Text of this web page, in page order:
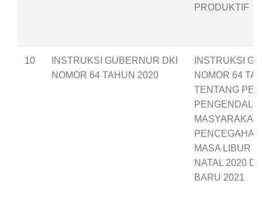
PRODUKTIF
10
INSTRUKSI GUBERNUR DKI
NOMOR 64 TAHUN 2020
INSTRUKSI
NOMOR 64
TENTANG
MASYARAKAT
MASA LIBUR
NATAL 2020
BARU 2021